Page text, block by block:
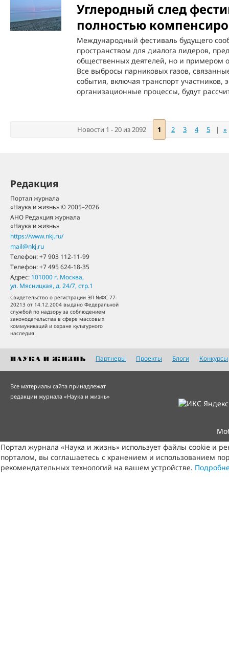
Углеродный след
полностью
Международный фестиваль будущего
пространством для диалога лидеров,
общественных деятелей, но и примером
Все выбросы парниковых газов,
события, включая транспорт участников,
организационные процессы, будут
Новости 1 - 20 из 2092 1 2 3 4 5 | »
Редакция
Портал журнала
«Наука и жизнь» © 2005–2026
АНО Редакция журнала
«Наука и жизнь»
https://www.nkj.ru/
mail@nkj.ru
Телефон:+7 903 112-11-99
Телефон:+7 495 624-18-35
Адрес: 101000 г. Москва,
ул. Мясницкая, д. 24/7, стр.1
Свидетельство о регистрации ЭЛ №ФС 77-
20213 от 14.12.2004 выдано Федеральной
службой по надзору за соблюдением
законодательства в сфере массовых
коммуникаций и охране культурного
наследия.
Партнеры Проекты Блоги Конкурсы
Все материалы сайта принадлежат
редакции журнала «Наука и жизнь»
Портал журнала «Наука и жизнь» использует файлы cookie и
порталом, вы соглашаетесь с хранением и использованием
рекомендательных технологий на вашем устройстве.